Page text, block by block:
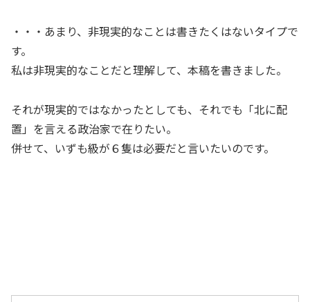
・・・あまり、非現実的なことは書きたくはないタイプで
す。
私は非現実的なことだと理解して、本稿を書きました。
それが現実的ではなかったとしても、それでも「北に配
置」を言える政治家で在りたい。
併せて、いずも級が６隻は必要だと言いたいのです。